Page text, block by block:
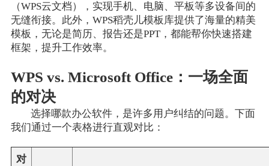
（WPS云文档），实现手机、电脑、平板等多设备间的
无缝衔接。此外，WPS稻壳儿模板库提供了海量的精美
模板，无论是简历、报告还是PPT，都能帮你快速搭建
框架，提升工作效率。
WPS vs. Microsoft Office：一场全面
的对决
选择哪款办公软件，是许多用户纠结的问题。下面
我们通过一个表格进行直观对比：
对